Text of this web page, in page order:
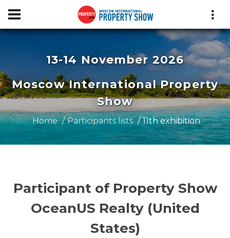
13-14 November 2026
Moscow International Property
Show
Home Participants lists 11th exhibition
Participant of Property Show
OceanUS Realty (United
States)